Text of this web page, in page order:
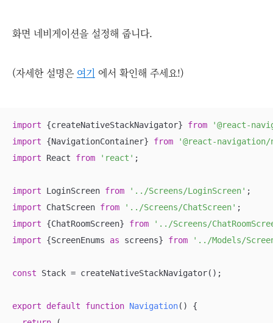
화면 네비게이션을 설정해 줍니다.
(자세한 설명은 여기 에서 확인해 주세요!)
import {createNativeStackNavigator} from
'@react-
import {NavigationContainer} from
'@react-
import React from 'react' ;
import LoginScreen from '../Screens/LoginScreen'
import ChatScreen from '../Screens/ChatScreen'
import {ChatRoomScreen} from
'../Screens/
import {ScreenEnums as screens} from '../Models/
const Stack = createNativeStackNavigator();
export default function Navigation( ) {